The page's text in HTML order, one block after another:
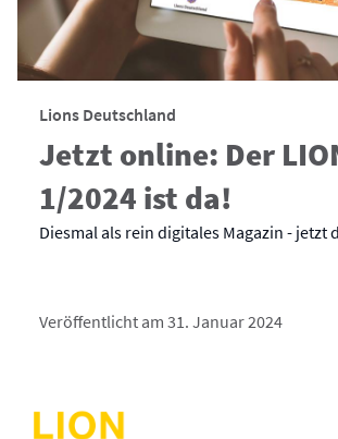
Lions Deutschland
Jetzt online: Der
1/2024 ist da!
Diesmal als rein digitales Magazin - jetzt
Veröffentlicht am 31. Januar 2024